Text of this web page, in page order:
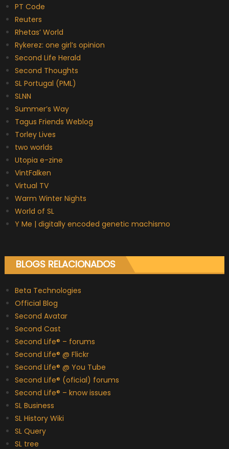
PT Code
Reuters
Rhetas’ World
Rykerez: one girl’s opinion
Second Life Herald
Second Thoughts
SL Portugal (PML)
SLNN
Summer’s Way
Tagus Friends Weblog
Torley Lives
two worlds
Utopia e-zine
VintFalken
Virtual TV
Warm Winter Nights
World of SL
Y Me | digitally encoded genetic machismo
BLOGS RELACIONADOS
Beta Technologies
Official Blog
Second Avatar
Second Cast
Second Life® – forums
Second Life® @ Flickr
Second Life® @ You Tube
Second Life® (oficial) forums
Second Life® – know issues
SL Business
SL History Wiki
SL Query
SL tree